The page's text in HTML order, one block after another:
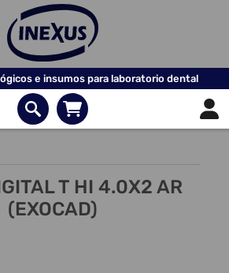
e insumos para laboratorio dental
T HI 4.0X2 AR
(EXOCAD)